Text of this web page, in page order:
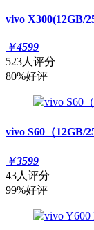
vivo X300(12GB/
￥4599
523人评分
80%好评
vivo S60（12GB/
￥3599
43人评分
99%好评